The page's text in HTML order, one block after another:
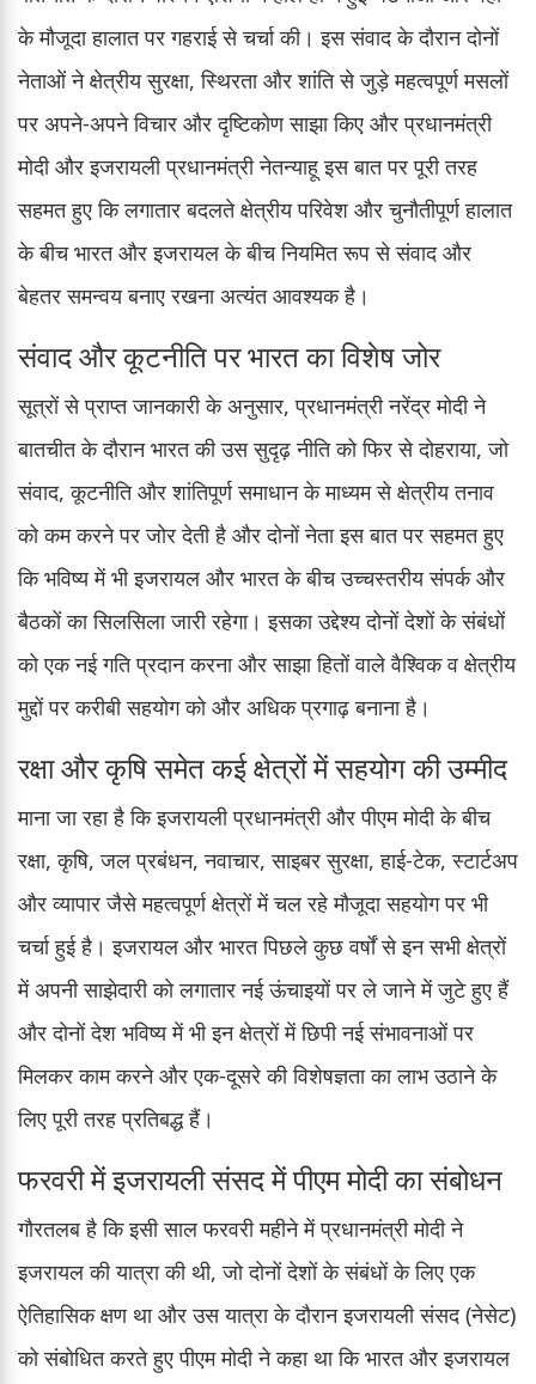
के मौजूदा हालात पर गहराई से चर्चा की। इस संवाद के दौरान दोनों
नेताओं ने क्षेत्रीय सुरक्षा, स्थिरता और शांति से जुड़े महत्वपूर्ण मसलों
पर अपने-अपने विचार और दृष्टिकोण साझा किए और प्रधानमंत्री
मोदी और इजरायली प्रधानमंत्री नेतन्याहू इस बात पर पूरी तरह
सहमत हुए कि लगातार बदलते क्षेत्रीय परिवेश और चुनौतीपूर्ण हालात
के बीच भारत और इजरायल के बीच नियमित रूप से संवाद और
बेहतर समन्वय बनाए रखना अत्यंत आवश्यक है।
संवाद और कूटनीति पर भारत का विशेष जोर
सूत्रों से प्राप्त जानकारी के अनुसार, प्रधानमंत्री नरेंद्र मोदी ने
बातचीत के दौरान भारत की उस सुदृढ़ नीति को फिर से दोहराया, जो
संवाद, कूटनीति और शांतिपूर्ण समाधान के माध्यम से क्षेत्रीय तनाव
को कम करने पर जोर देती है और दोनों नेता इस बात पर सहमत हुए
कि भविष्य में भी इजरायल और भारत के बीच उच्चस्तरीय संपर्क और
बैठकों का सिलसिला जारी रहेगा। इसका उद्देश्य दोनों देशों के संबंधों
को एक नई गति प्रदान करना और साझा हितों वाले वैश्विक व क्षेत्रीय
मुद्दों पर करीबी सहयोग को और अधिक प्रगाढ़ बनाना है।
रक्षा और कृषि समेत कई क्षेत्रों में सहयोग की उम्मीद
माना जा रहा है कि इजरायली प्रधानमंत्री और पीएम मोदी के बीच
रक्षा, कृषि, जल प्रबंधन, नवाचार, साइबर सुरक्षा, हाई-टेक, स्टार्टअप
और व्यापार जैसे महत्वपूर्ण क्षेत्रों में चल रहे मौजूदा सहयोग पर भी
चर्चा हुई है। इजरायल और भारत पिछले कुछ वर्षों से इन सभी क्षेत्रों
में अपनी साझेदारी को लगातार नई ऊंचाइयों पर ले जाने में जुटे हुए हैं
और दोनों देश भविष्य में भी इन क्षेत्रों में छिपी नई संभावनाओं पर
मिलकर काम करने और एक-दूसरे की विशेषज्ञता का लाभ उठाने के
लिए पूरी तरह प्रतिबद्ध हैं।
फरवरी में इजरायली संसद में पीएम मोदी का संबोधन
गौरतलब है कि इसी साल फरवरी महीने में प्रधानमंत्री मोदी ने
इजरायल की यात्रा की थी, जो दोनों देशों के संबंधों के लिए एक
ऐतिहासिक क्षण था और उस यात्रा के दौरान इजरायली संसद (नेसेट)
को संबोधित करते हुए पीएम मोदी ने कहा था कि भारत और इजरायल